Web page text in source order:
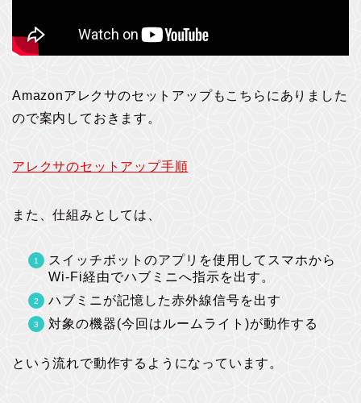
Amazonアレクサのセットアップもこちらにありました
ので案内しておきます。
アレクサのセットアップ手順
また、仕組みとしては、
スイッチボットのアプリを使用してスマホから
Wi-Fi経由でハブミニへ指示を出す。
ハブミニが記憶した赤外線信号を出す
対象の機器(今回はルームライト)が動作する
という流れで動作するようになっています。